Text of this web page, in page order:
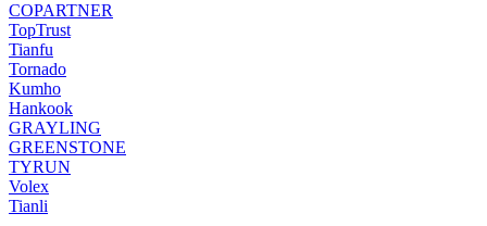
COPARTNER
TopTrust
Tianfu
Tornado
Kumho
Hankook
GRAYLING
GREENSTONE
TYRUN
Volex
Tianli